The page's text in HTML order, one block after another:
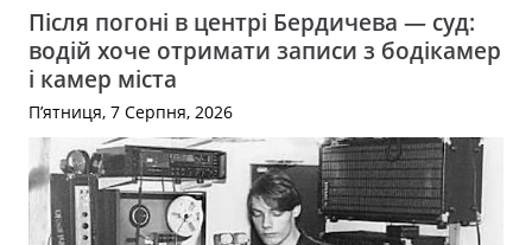
Після погоні в центрі Бердичева — суд:
водій хоче отримати записи з бодікамер
і камер міста
П’ятниця, 7 Серпня, 2026